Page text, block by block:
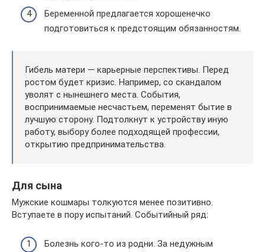
Беременной предлагается хорошенечко
подготовиться к предстоящим обязанностям.
Гибель матери — карьерные перспективы. Перед
ростом будет кризис. Например, со скандалом
уволят с нынешнего места. События,
воспринимаемые несчастьем, переменят бытие в
лучшую сторону. Подтолкнут к устройству иную
работу, выбору более подходящей профессии,
открытию предпринимательства.
Для сына
Мужские кошмары толкуются менее позитивно.
Вступаете в пору испытаний. Событийный ряд:
Болезнь кого-то из родни. За недужным